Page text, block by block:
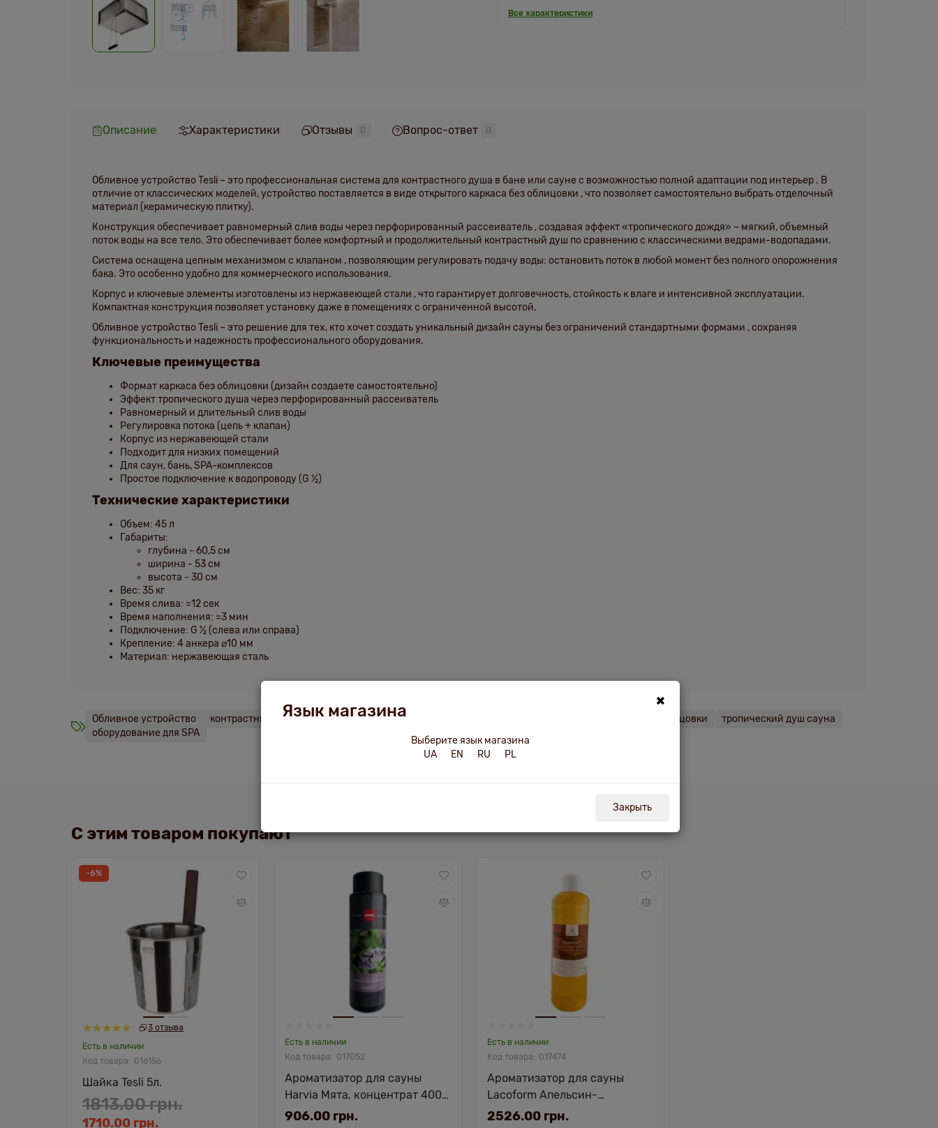
×
Язык магазина
Выберите язык магазина
UA
EN RU PL
Закрыть
Все характеристики
Описание Характеристики Отзывы 0 Вопрос-ответ 0
Обливное устройство Tesli – это профессиональная система для контрастного душа в бане или сауне с возможностью полной адаптации под интерьер . В
отличие от классических моделей, устройство поставляется в виде открытого каркаса без облицовки , что позволяет самостоятельно выбрать отделочный
материал (керамическую плитку).
Конструкция обеспечивает равномерный слив воды через перфорированный рассеиватель , создавая эффект «тропического дождя» – мягкий, объемный
поток воды на все тело. Это обеспечивает более комфортный и продолжительный контрастный душ по сравнению с классическими ведрами-водопадами.
Система оснащена цепным механизмом с клапаном , позволяющим регулировать подачу воды: остановить поток в любой момент без полного опорожнения
бака. Это особенно удобно для коммерческого использования.
Корпус и ключевые элементы изготовлены из нержавеющей стали , что гарантирует долговечность, стойкость к влаге и интенсивной эксплуатации.
Компактная конструкция позволяет установку даже в помещениях с ограниченной высотой.
Обливное устройство Tesli – это решение для тех, кто хочет создатьуникальный дизайн сауны без ограничений стандартными формами , сохраняя
функциональность и надежность профессионального оборудования.
Ключевые преимущества
Формат каркаса без облицовки (дизайн создаете самостоятельно)
Эффекттропического душа через перфорированный рассеиватель
Равномерный и длительный слив воды
Регулировка потока (цепь + клапан)
Корпус из нержавеющей стали
Подходит для низких помещений
Для саун, бань, SPA-комплексов
Простое подключение к водопроводу (G ½)
Технические характеристики
Объем: 45 л
Габариты:
глубина - 60,5 см
ширина - 53 см
высота - 30 см
Вес: 35 кг
Время слива: ≈12 сек
Время наполнения: ≈3 мин
Подключение: G ½ (слева или справа)
Крепление: 4 анкера ⌀10 мм
Материал: нержавеющая сталь
Обливное устройство контрастные процедуры ведро-водопад в баню обливное устройство без облицовки
тропический душ сауна
оборудование для SPA
С этим товаром покупают
-6%
3 отзыва
Есть в наличии
016156
Шайка Tesli 5л.
1813.00 грн.
1710.00 грн.
Есть в наличии
017052
Ароматизатор для сауны
Harvia Мята, концентрат 400
мл
906.00 грн.
Есть в наличии
017474
Ароматизатор для сауны
Lacoform Апельсин-
Мандарин 1л
2526.00 грн.